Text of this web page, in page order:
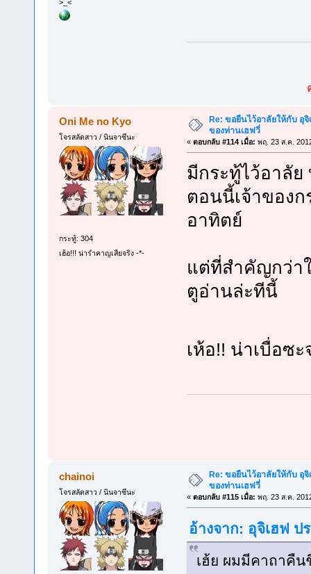
>_<
Oni Me no Kyo
โจรสลัดสาว / นินจาซึนะ
กระทู้: 304
เฮ้อ!!! น่ารำคาญเสียจริง -*-
Re: ขอยืนไว้อาลัยให้กับ อุจิ
ของท่านเฮฟวี่
« ตอบกลับ #114 เมื่อ: พฤ. 23 ส.ค.
มีกระทู้ไว้อาลั
ตอนนี้เจ้าของ
อาทิตย์
แต่ที่สำคัญกว่า
ตูอ่านล่ะทีนี้
เห้อ!! น่าเบื่อซ
chainoi
โจรสลัดสาว / นินจาซึนะ
Re: ขอยืนไว้อาลัยให้กับ อุจิ
ของท่านเฮฟวี่
« ตอบกลับ #115 เมื่อ: พฤ. 23 ส.ค.
อ้างจาก: อุจิเฮฟ ป
เฮ้ย ผมมีคาถาคืน